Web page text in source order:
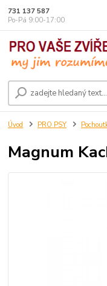
731 137 587
Po-Pá 9:00-17:00
Úvod PRO PSY
Magnum